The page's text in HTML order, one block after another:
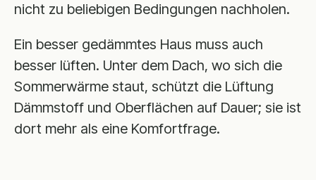
nicht zu beliebigen Bedingungen nachholen.
Ein besser gedämmtes Haus muss auch
besser lüften. Unter dem Dach, wo sich die
Sommerwärme staut, schützt die Lüftung
Dämmstoff und Oberflächen auf Dauer; sie ist
dort mehr als eine Komfortfrage.